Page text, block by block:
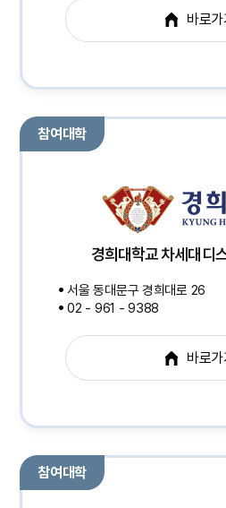
바로가
참여대학
경희대학교 차세대디
서울 동대문구 경희대로 26
02 - 961 - 9388
바로가
참여대학